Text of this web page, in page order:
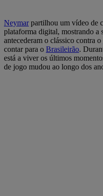
Neymarpartilhou um vídeo de
plataforma digital, mostrando a
antecederam o clássico contra o
contar para o Brasileirão.
está a viver os últimos
de jogo mudou ao longo dos